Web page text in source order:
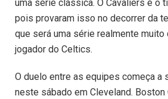
uma série clássica. O Cavaliers é o
pois provaram isso no decorrer da
que será uma série realmente muito
jogador do Celtics.
O duelo entre as equipes começa a
neste sábado em Cleveland.